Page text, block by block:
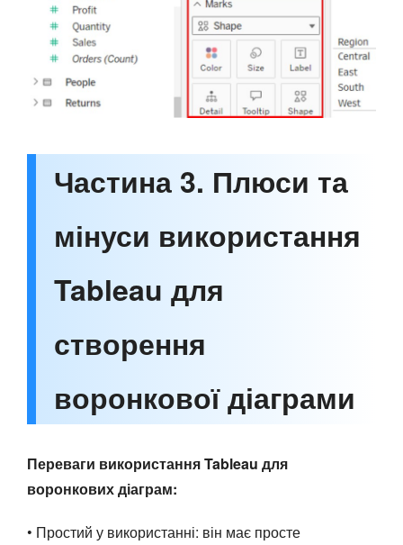
Частина 3. Плюси та
мінуси використання
Tableau для
створення
воронкової діаграми
Переваги використання Tableau для
воронкових діаграм:
• Простий у використанні: він має просте